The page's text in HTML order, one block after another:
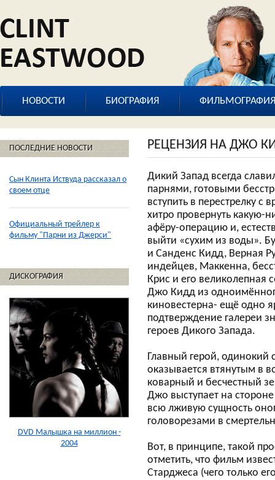
НОВОСТИ БИОГРАФИЯ ФИЛЬМОГРАФИЯ
ПОСЛЕДНИЕ НОВОСТИ
Сын Клинта Иствуда рассказал о
своем отце
Официальный трейлер к
фильму "Парни из Джерси"
ДИСКОГРАФИЯ
DVD Малышка на миллион -
2004
РЕЦЕНЗИЯ НА ДЖО
Дикий Запад всегда
парнями, готовыми
вступить в перестрелку с
хитро провернуть какую-
афёру-операцию и,
выйти «сухим из воды».
и Санденс Кидд, Верная
индейцев, Маккенна,
Крис и его великолепная
Джо Кидд из
киновестерна- ещё одно
подтверждение галереи
героев Дикого Запада.
Главный герой,
оказывается втянутым в
коварный и бесчестный
Джо выступает на
всю лживую сущность
головорезами в
Вот, в принципе, такой
отметить, что фильм
Старджеса (чего только